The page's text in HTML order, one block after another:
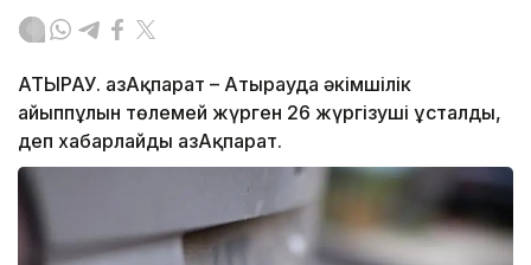
АТЫРАУ. ҚазАқпарат – Атырауда әкімшілік
айыппұлын төлемей жүрген 26 жүргізуші ұсталды,
деп хабарлайды ҚазАқпарат.